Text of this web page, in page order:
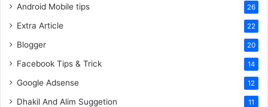
Android Mobile tips 26
Extra Article 22
Blogger 20
Facebook Tips & Trick 14
Google Adsense 12
Dhakil And Alim Suggetion 11